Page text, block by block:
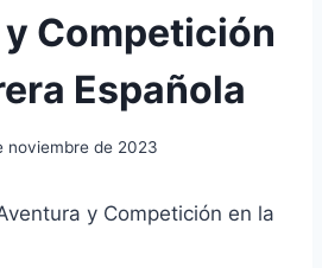
Competición
Española
noviembre de 2023
y Competición en la